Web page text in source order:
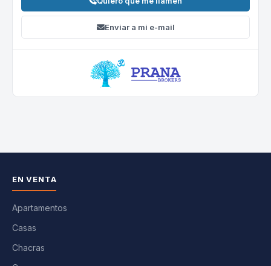
Enviar a mi e-mail
EN VENTA
Apartamentos
Casas
Chacras